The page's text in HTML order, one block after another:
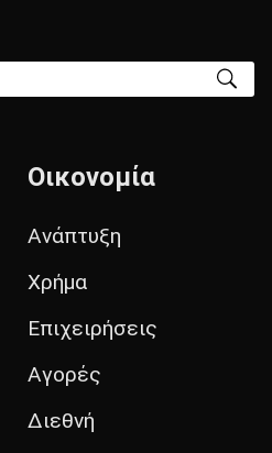
Οικονομία
Ανάπτυξη
Χρήμα
Επιχειρήσεις
Αγορές
Διεθνή